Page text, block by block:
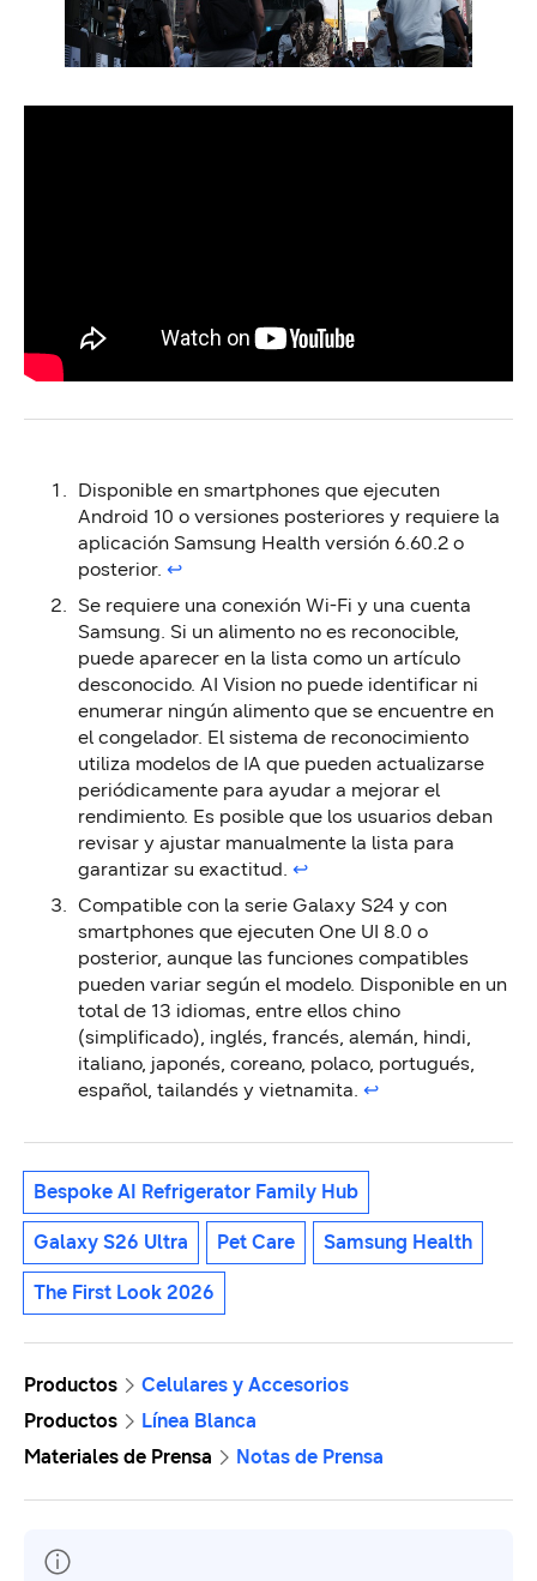
Disponible en smartphones que ejecuten
Android 10 o versiones posteriores y requiere la
aplicación Samsung Health versión 6.60.2 o
posterior. ↩︎
Se requiere una conexión Wi-Fi y una cuenta
Samsung. Si un alimento no es reconocible,
puede aparecer en la lista como un artículo
desconocido. AI Vision no puede identificar ni
enumerar ningún alimento que se encuentre en
el congelador. El sistema de reconocimiento
utiliza modelos de IA que pueden actualizarse
periódicamente para ayudar a mejorar el
rendimiento. Es posible que los usuarios deban
revisar y ajustar manualmente la lista para
garantizar su exactitud. ↩︎
Compatible con la serie Galaxy S24 y con
smartphones que ejecuten One UI 8.0 o
posterior, aunque las funciones compatibles
pueden variar según el modelo. Disponible en un
total de 13 idiomas, entre ellos chino
(simplificado), inglés, francés, alemán, hindi,
italiano, japonés, coreano, polaco, portugués,
español, tailandés y vietnamita. ↩︎
Bespoke AI Refrigerator Family Hub
Galaxy S26 Ultra Pet Care Samsung Health
The First Look 2026
Productos
Celulares y Accesorios
Productos
Línea Blanca
Materiales de Prensa
Notas de Prensa